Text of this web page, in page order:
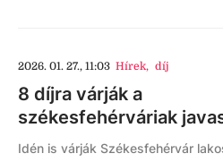
2026. 01. 27., 11:03 Hírek, díj
8 díjra várják a
székesfehérváriak
Idén is várják Székesfehérvár